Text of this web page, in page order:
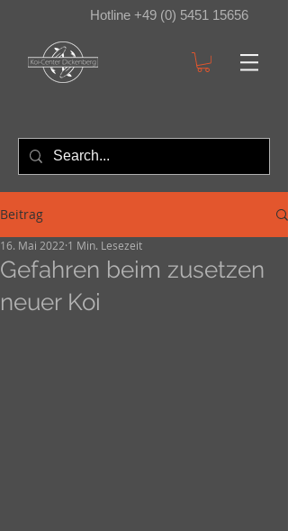
Hotline +49 (0) 5451 15656
Beitrag
Gefahren beim zusetzen
neuer Koi
16. Mai 2022 1 Min. Lesezeit